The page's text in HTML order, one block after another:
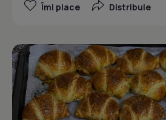
Îmi place Distribuie